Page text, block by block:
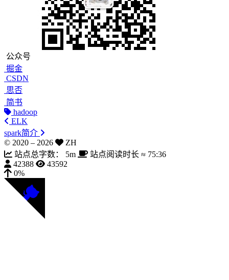
公众号
掘金
CSDN
思否
简书
hadoop
ELK
spark简介
© 2020 – 2026
ZH
站点总字数：
5m 站点阅读时长 ≈ 75:36
42388
43592
0%